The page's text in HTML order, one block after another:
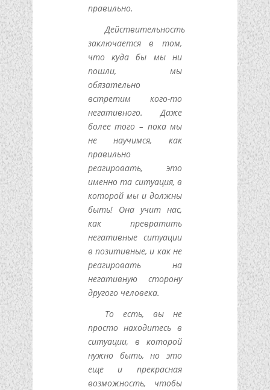
правильно.
Действительность
заключается в том,
что куда бы мы ни
пошли, мы
обязательно
встретим кого-то
негативного. Даже
более того – пока мы
не научимся, как
правильно
реагировать, это
именно та ситуация, в
которой мы и должны
быть! Она учит нас,
как превратить
негативные ситуации
в позитивные, и как не
реагировать на
негативную сторону
другого человека.
То есть, вы не
просто находитесь в
ситуации, в которой
нужно быть, но это
еще и прекрасная
возможность, чтобы